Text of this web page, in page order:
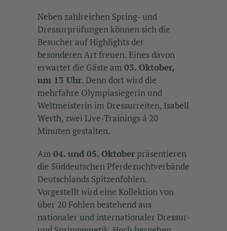
Neben zahlreichen Spring- und
Dressurprüfungen können sich die
Besucher auf Highlights der
besonderen Art freuen. Eines davon
erwartet die Gäste am 03. Oktober,
um 13 Uhr. Denn dort wird die
mehrfahre Olympiasiegerin und
Weltmeisterin im Dressurreiten, Isabell
Werth, zwei Live-Trainings á 20
Minuten gestalten.
Am 04. und 05. Oktober präsentieren
die Süddeutschen Pferdezuchtverbände
Deutschlands Spitzenfohlen.
Vorgestellt wird eine Kollektion von
über 20 Fohlen bestehend aus
nationaler und internationaler Dressur-